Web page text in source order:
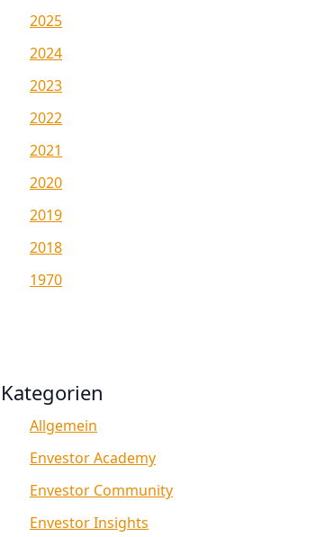
2025
2024
2023
2022
2021
2020
2019
2018
1970
Kategorien
Allgemein
Envestor Academy
Envestor Community
Envestor Insights